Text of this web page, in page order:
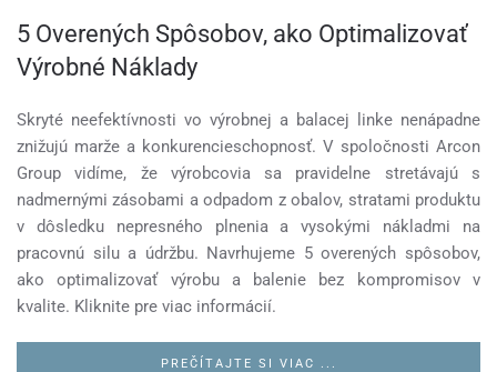
5 Overených Spôsobov, ako Optimalizovať
Výrobné Náklady
Skryté neefektívnosti vo výrobnej a balacej linke nenápadne
znižujú marže a konkurencieschopnosť. V spoločnosti Arcon
Group vidíme, že výrobcovia sa pravidelne stretávajú s
nadmernými zásobami a odpadom z obalov, stratami produktu
v dôsledku nepresného plnenia a vysokými nákladmi na
pracovnú silu a údržbu. Navrhujeme 5 overených spôsobov,
ako optimalizovať výrobu a balenie bez kompromisov v
kvalite. Kliknite pre viac informácií.
PREČÍTAJTE SI VIAC ...